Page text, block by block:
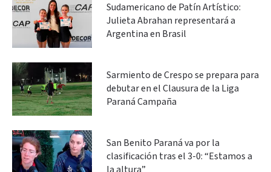
Sudamericano de Patín Artístico:
Julieta Abrahan representará a
Argentina en Brasil
Sarmiento de Crespo se prepara para
debutar en el Clausura de la Liga
Paraná Campaña
San Benito Paraná va por la
clasificación tras el 3-0: “Estamos a